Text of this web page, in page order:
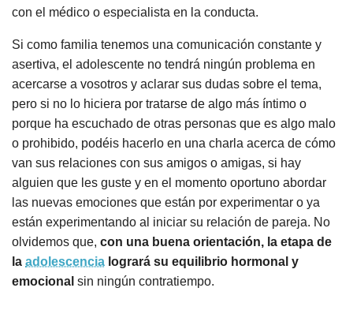
con el médico o especialista en la conducta.
Si como familia tenemos una comunicación constante y
asertiva, el adolescente no tendrá ningún problema en
acercarse a vosotros y aclarar sus dudas sobre el tema,
pero si no lo hiciera por tratarse de algo más íntimo o
porque ha escuchado de otras personas que es algo malo
o prohibido, podéis hacerlo en una charla acerca de cómo
van sus relaciones con sus amigos o amigas, si hay
alguien que les guste y en el momento oportuno abordar
las nuevas emociones que están por experimentar o ya
están experimentando al iniciar su relación de pareja. No
olvidemos que, con una buena orientación, la etapa de
la adolescencia logrará su equilibrio hormonal y
emocional sin ningún contratiempo.